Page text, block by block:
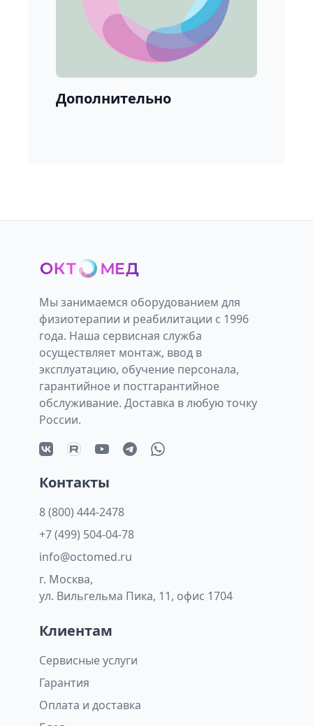
Дополнительно
Мы занимаемся оборудованием для
физиотерапии и реабилитации с 1996
года. Наша сервисная служба
осуществляет монтаж, ввод в
эксплуатацию, обучение персонала,
гарантийное и постгарантийное
обслуживание. Доставка в любую точку
России.
Контакты
8 (800) 444-2478
+7 (499) 504-04-78
info@octomed.ru
г. Москва,
ул. Вильгельма Пика, 11, офис 1704
Клиентам
Сервисные услуги
Гарантия
Оплата и доставка